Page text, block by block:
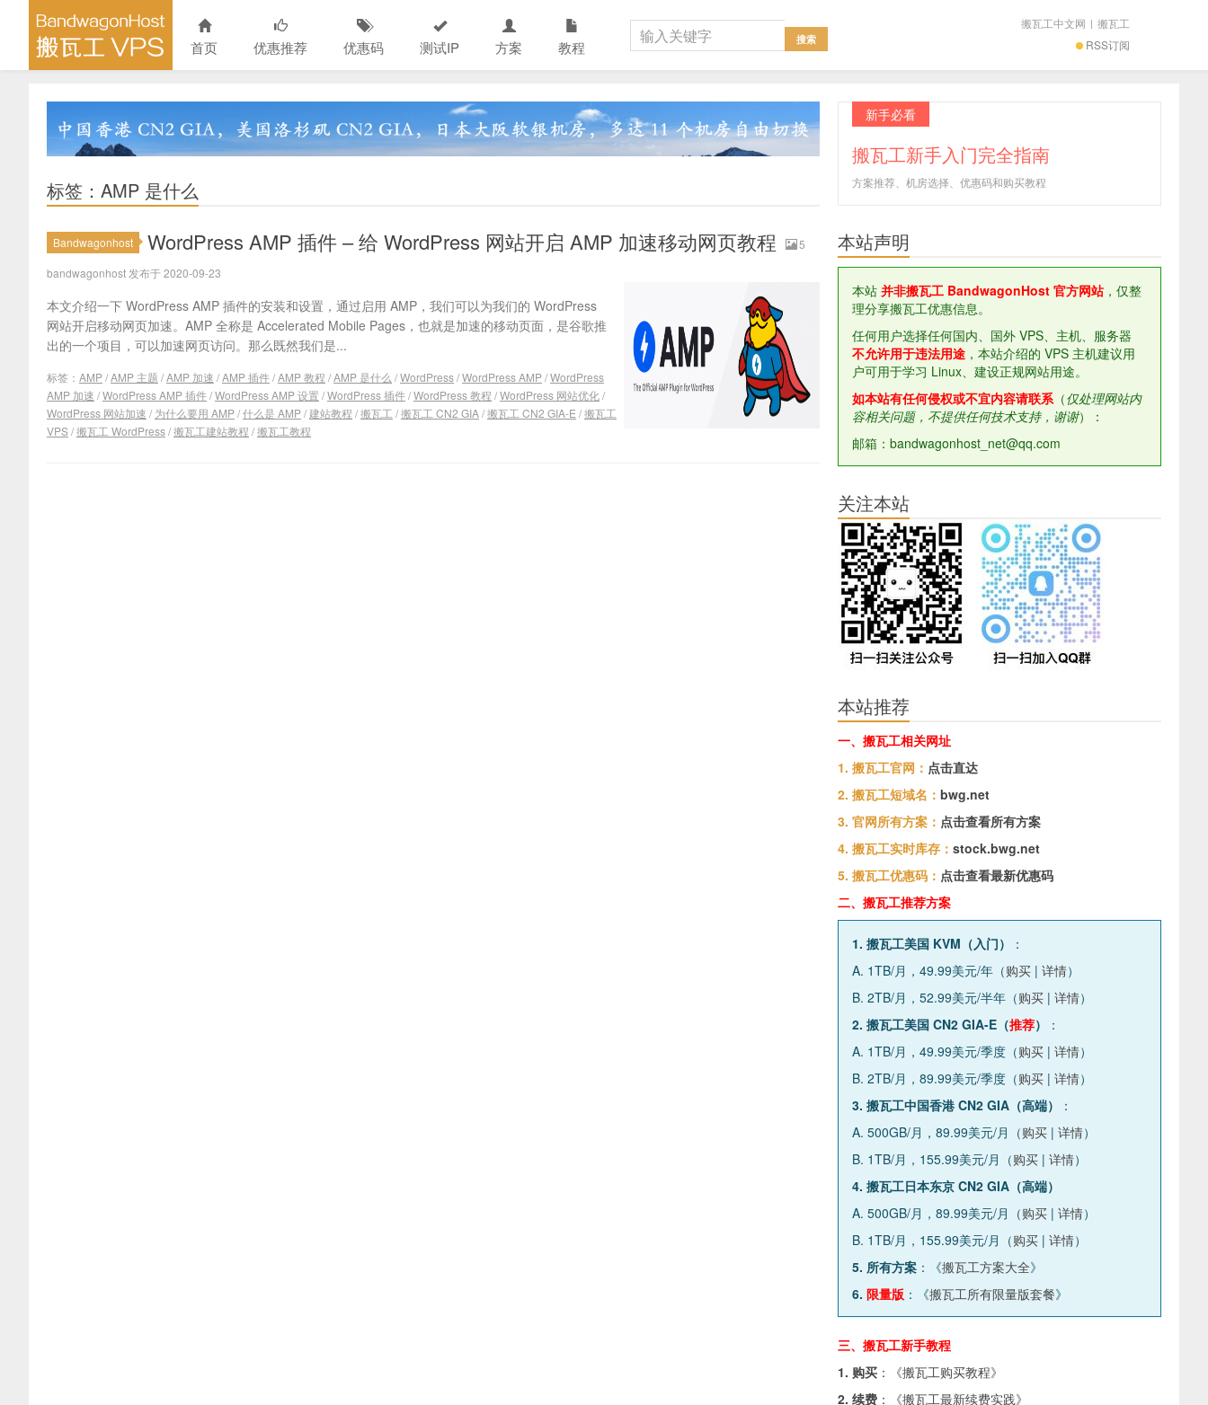
首页 优惠推荐 优惠码 测试IP 方案 教程 RSS订阅
搬瓦工中文网 | 搬瓦工
标签：AMP 是什么
Bandwagonhost WordPress AMP 插件 – 给 WordPress 网站开启 AMP 加速移动网页教程
5
bandwagonhost 发布于 2020-09-23
本文介绍一下 WordPress AMP 插件的安装和设置，通过启用 AMP，我们可以为我们的 WordPress
网站开启移动网页加速。AMP 全称是 Accelerated Mobile Pages，也就是加速的移动页面，是谷歌推
出的一个项目，可以加速网页访问。那么既然我们是...
标签： AMP/AMP 主题 /AMP 加速 /AMP 插件/AMP 教程 /AMP 是什么 /WordPress/WordPress AMP/WordPress
AMP 加速 /WordPress AMP 插件/WordPress AMP 设置 /WordPress 插件/WordPress 教程 /WordPress 网站优化/
WordPress 网站加速 / 为什么要用 AMP/什么是 AMP/建站教程 /搬瓦工 /搬瓦工 CN2 GIA/搬瓦工 CN2 GIA-E /搬瓦工
VPS/搬瓦工 WordPress/搬瓦工建站教程 /搬瓦工教程
新手必看
搬瓦工新手入门完全指南
方案推荐、机房选择、优惠码和购买教程
本站声明
本站 并非搬瓦工 BandwagonHost 官方网站，仅整
理分享搬瓦工优惠信息。
任何用户选择任何国内、国外 VPS、主机、服务器
不允许用于违法用途 ，本站介绍的 VPS 主机建议用
户可用于学习 Linux、建设正规网站用途。
如本站有任何侵权或不宜内容请联系（仅处理网站内
容相关问题，不提供任何技术支持，谢谢）：
邮箱：bandwagonhost_net@qq.com
关注本站
本站推荐
一、搬瓦工相关网址
1. 搬瓦工官网： 点击直达
2. 搬瓦工短域名： bwg.net
3. 官网所有方案： 点击查看所有方案
4. 搬瓦工实时库存： stock.bwg.net
5. 搬瓦工优惠码： 点击查看最新优惠码
二、搬瓦工推荐方案
1. 搬瓦工美国 KVM（入门）
：
A. 1TB/月，49.99美元/年（购买 | 详情）
B. 2TB/月，52.99美元/半年（购买 | 详情）
2. 搬瓦工美国 CN2 GIA-E（推荐）
：
A. 1TB/月，49.99美元/季度（购买 | 详情）
B. 2TB/月，89.99美元/季度（购买 | 详情）
3. 搬瓦工中国香港 CN2 GIA（高端）
：
A. 500GB/月，89.99美元/月（购买 | 详情）
B. 1TB/月，155.99美元/月（购买 | 详情）
4. 搬瓦工日本东京 CN2 GIA（高端）
A. 500GB/月，89.99美元/月（购买 | 详情）
B. 1TB/月，155.99美元/月（购买 | 详情）
5. 所有方案 ：《搬瓦工方案大全》
6. 限量版 ：《搬瓦工所有限量版套餐》
三、搬瓦工新手教程
1. 购买 ：《搬瓦工购买教程》
2. 续费 ：《搬瓦工最新续费实践》